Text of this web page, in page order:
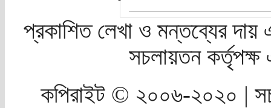
প্রকাশিত লেখা ও মন্তব্যের দায়
সচলায়তন
কপিরাইট © ২০০৬-২০২০ |